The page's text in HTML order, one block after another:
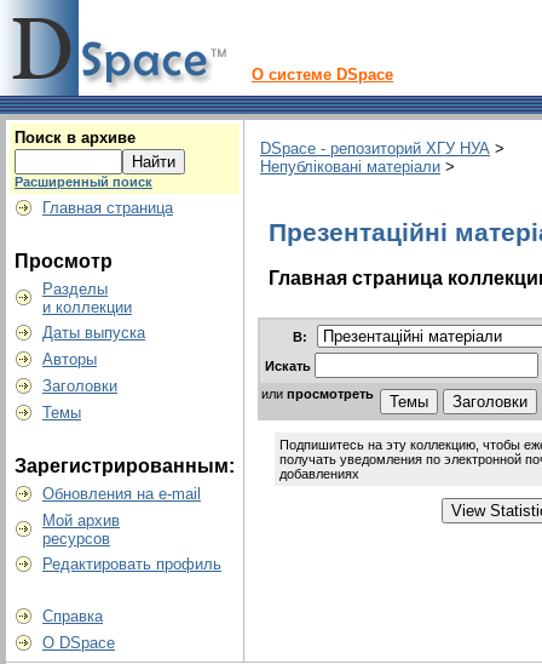
О системе DSpace
Поиск в архиве
Расширенный поиск
Главная страница
Просмотр
Разделы
и коллекции
Даты выпуска
Авторы
Заголовки
Темы
Зарегистрированным:
Обновления на e-mail
Мой архив
ресурсов
Редактировать профиль
Справка
О DSpace
DSpace - репозиторий ХГУ НУА >
Непубліковані матеріали >
Презентаційні
Главная страница
В:
Искать
или просмотреть
Подпишитесь на эту коллекцию, чтобы
получать уведомления по электронной
добавлениях